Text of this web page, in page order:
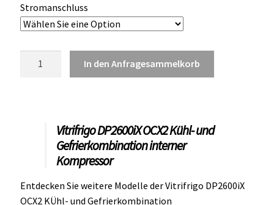
Wissenswertes
Konfigurator
Stromanschluss
Gefrierkombination
Edelstahl
In den Anfragesammelkorb
Vitrifrigo DP2600iX OCX2 Kühl- und
Gefrierkombination interner
Kompressor
Entdecken Sie weitere Modelle der Vitrifrigo DP2600iX
OCX2 KÜhl- und Gefrierkombination